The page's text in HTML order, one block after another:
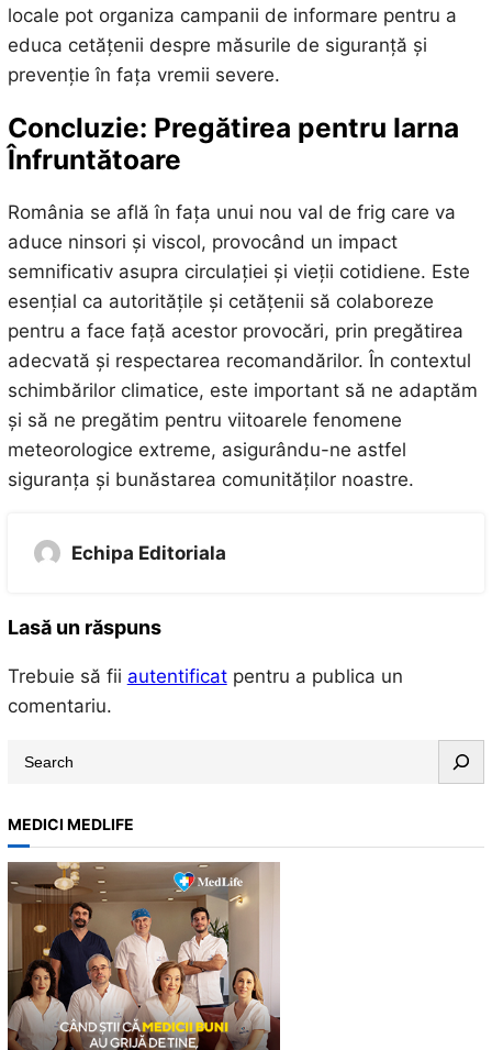
locale pot organiza campanii de informare pentru a
educa cetățenii despre măsurile de siguranță și
prevenție în fața vremii severe.
Concluzie: Pregătirea pentru Iarna
Înfruntătoare
România se află în fața unui nou val de frig care va
aduce ninsori și viscol, provocând un impact
semnificativ asupra circulației și vieții cotidiene. Este
esențial ca autoritățile și cetățenii să colaboreze
pentru a face față acestor provocări, prin pregătirea
adecvată și respectarea recomandărilor. În contextul
schimbărilor climatice, este important să ne adaptăm
și să ne pregătim pentru viitoarele fenomene
meteorologice extreme, asigurându-ne astfel
siguranța și bunăstarea comunităților noastre.
Echipa Editoriala
Lasă un răspuns
Trebuie să fii autentificatpentru a publica un
comentariu.
a
r
c
h
MEDICI MEDLIFE